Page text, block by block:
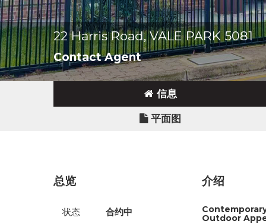
22 Harris Road, VALE PARK 5081
Contact Agent
信息
平面图
总览
状态 合约中
介绍
Outdoor